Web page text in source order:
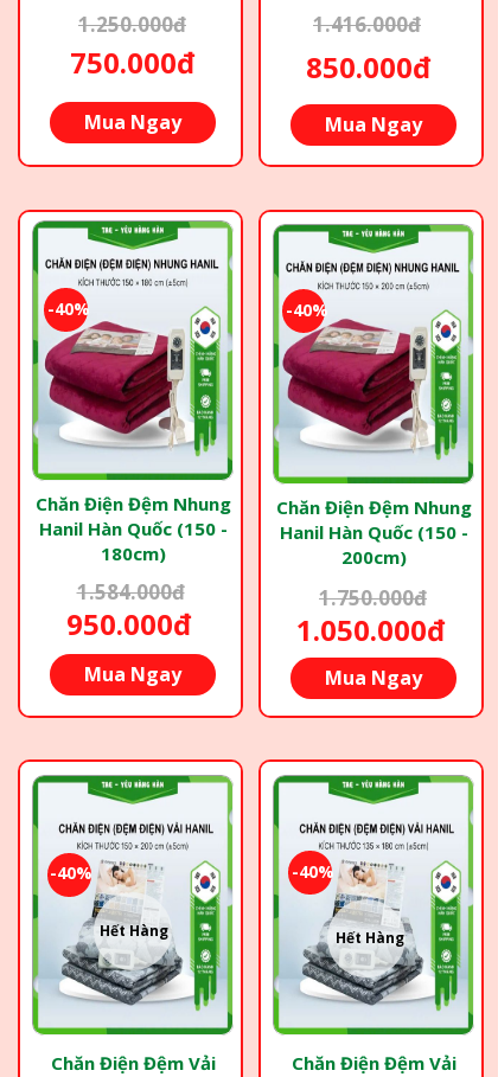
1.250.000đ
750.000đ
Mua Ngay
1.416.000đ
850.000đ
Mua Ngay
-40%
1.584.000đ
950.000đ
Mua Ngay
Chăn Điện Đệm Nhung
Hanil Hàn Quốc (150 -
180cm)
-40%
1.750.000đ
1.050.000đ
Mua Ngay
Chăn Điện Đệm Nhung
Hanil Hàn Quốc (150 -
200cm)
Chăn Điện Đệm Vải
-40%
Hết Hàng
-40%
Chăn Điện Đệm Vải
Hết Hàng